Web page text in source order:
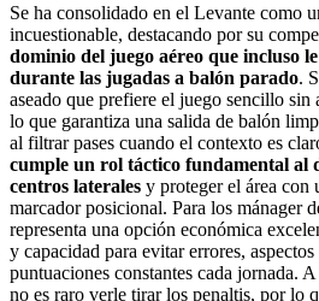
Se ha consolidado en el Levante como
incuestionable, destacando por su
dominio del juego aéreo que incluso
durante las jugadas a balón parado.
aseado que prefiere el juego sencillo sin
lo que garantiza una salida de balón
al filtrar pases cuando el contexto es
cumple un rol táctico fundamental al
centros laterales y proteger el área con
marcador posicional. Para los mánager
representa una opción económica
y capacidad para evitar errores,
puntuaciones constantes cada jornada.
no es raro verle tirar los penaltis, por lo